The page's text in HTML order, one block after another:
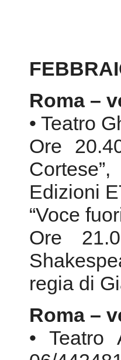
Roma –
• Teatro
Ore
Cortese”,
Edizioni
“Voce
Ore
regia di
Roma –
• Teatro